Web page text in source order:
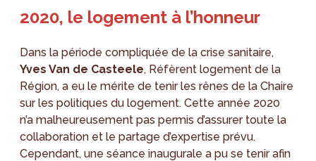
2020, le logement à l’honneur
Dans la période compliquée de la crise sanitaire,
Yves Van de Casteele, Réfèrent logement de la
Région, a eu le mérite de tenir les rênes de la Chaire
sur les politiques du logement. Cette année 2020
n’a malheureusement pas permis d’assurer toute la
collaboration et le partage d’expertise prévu.
Cependant, une séance inaugurale a pu se tenir afin